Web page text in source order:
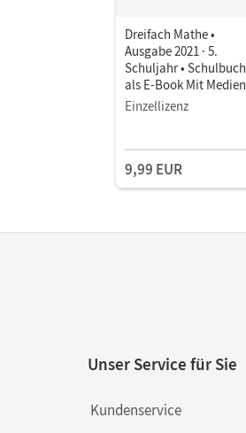
Dreifach Mathe •
Ausgabe 2021 · 5.
Schuljahr • Schulbuch
als E-Book Mit Medien
Einzellizenz
9,99 EUR
Unser Service für Sie
Kundenservice